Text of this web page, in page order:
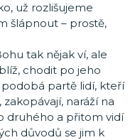
už rozlišujeme
šlápnout – prostě,
tak nějak ví, ale
chodit po jeho
podobá partě lidí, kteří
naráží na
druhého a přitom vidí
důvodů se jim k